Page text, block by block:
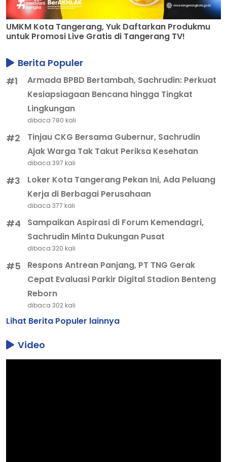
UMKM Kota Tangerang, Yuk Daftarkan Produkmu
untuk Promosi Live Gratis di Tangerang TV!
Berita Populer
#1
Armada BPBD Bertambah, Sachrudin: Perkuat
Kesiapsiagaan Bencana hingga Tingkat
Lingkungan
dibaca 780 kali
#2
Tinjau CKG Bersama Gubernur, Sachrudin
Ajak Warga Tak Takut Periksa Kesehatan
dibaca 397 kali
#3
Loker Kota Tangerang Pekan Ini, Ada Peluang
Kerja di Berbagai Perusahaan
dibaca 377 kali
#4
Sampaikan Aspirasi di Forum Kemendagri,
Sachrudin Minta Dukungan Pusat
dibaca 320 kali
#5
Respons Antrean Panjang, PT TNG Gerak
Cepat Evaluasi Parkir Digital Stadion Benteng
Reborn
dibaca 302 kali
Lihat Berita Populer lainnya
Video